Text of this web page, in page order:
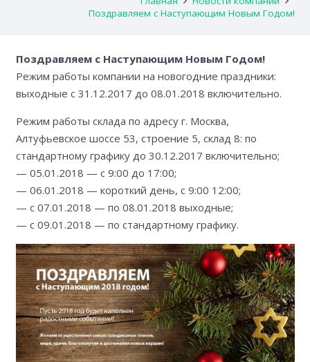
Поздравляем с Наступающим Новым Годом!
Поздравляем с Наступающим Новым Годом!
Режим работы компании на новогодние праздники:
выходные с 31.12.2017 до 08.01.2018 включительно.
Режим работы склада по адресу г. Москва,
Алтуфьевское шоссе 53, строение 5, склад 8: по
стандартному графику до 30.12.2017 включительно;
— 05.01.2018 — с 9:00 до 17:00;
— 06.01.2018 — короткий день, с 9:00 12:00;
— с 07.01.2018 — по 08.01.2018 выходные;
— с 09.01.2018 — по стандартному графику.